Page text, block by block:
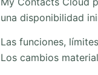
una disponibilidad
Las funciones,
Los cambios